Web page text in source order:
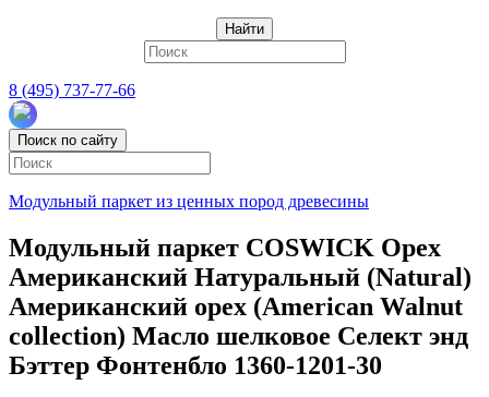
Найти
8 (495) 737-77-66
Поиск по сайту
Модульный паркет из ценных пород древесины
Модульный паркет COSWICK Орех
Американский Натуральный (Natural)
Американский орех (American Walnut
collection) Масло шелковое Селект энд
Бэттер Фонтенбло 1360-1201-30